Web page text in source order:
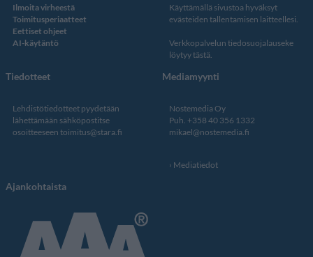
Ilmoita virheestä
Toimitusperiaatteet
Eettiset ohjeet
AI-käytäntö
Käyttämällä sivustoa hyväksyt
evästeiden tallentamisen laitteellesi.
Verkkopalvelun tiedosuojalauseke
löytyy tästä.
Tiedotteet
Lehdistötiedotteet pyydetään
lähettämään sähköpostitse
osoitteeseen toimitus@stara.fi
Mediamyynti
Nostemedia Oy
Puh. +358 40 356 1332
mikael@nostemedia.fi
Mediatiedot
Ajankohtaista